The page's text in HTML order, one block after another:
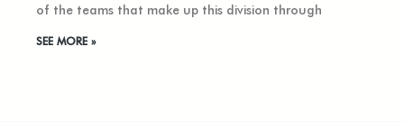
of the teams that make up this division through
SEE MORE »